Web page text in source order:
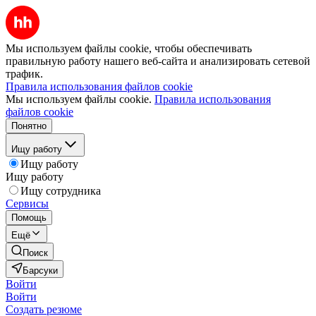
Мы используем файлы cookie, чтобы обеспечивать
правильную работу нашего веб-сайта и анализировать сетевой
трафик.
Правила использования файлов cookie
Мы используем файлы cookie. Правила использования
файлов cookie
Понятно
Ищу работу
Ищу работу
Ищу работу
Ищу сотрудника
Сервисы
Помощь
Ещё
Поиск
Барсуки
Войти
Войти
Создать резюме